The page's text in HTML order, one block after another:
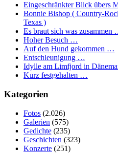
Eingeschränkter Blick übers
Bonnie Bishop ( Country-
Texas )
Es braut sich was zusammen
Hoher Besuch …
Auf den Hund gekommen …
Entschleunigung …
Idylle am Limfjord in
Kurz festgehalten …
Kategorien
Fotos (2.026)
Galerien (575)
Gedichte (235)
Geschichten (323)
Konzerte (251)